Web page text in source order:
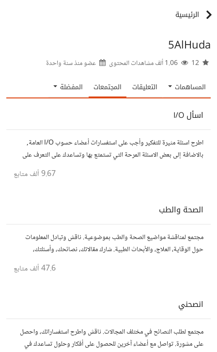
الرئيسية
5AlHuda
عضو منذسنة واحدة
المساهمات التعليقات المجتمعات المفضلة
اسأل I/O
اطرح اسئلة مثيرة للتفكير وأجب على استفسارات أعضاء حسوب I/O العامة,
بالاضافة إلى بعض الاسئلة المرحة التي تستمتع بها وتساعدك على التعرف على
9.67 ألف متابع
الصحة والطب
مجتمع لمناقشة مواضيع الصحة والطب بموضوعية. ناقش وتبادل المعلومات
حول الوقاية، العلاج، والأبحاث الطبية. شارك مقالاتك، نصائحك، وأسئلتك،
47.6 ألف متابع
انصحني
مجتمع لطلب النصائح في مختلف المجالات. ناقش واطرح استفساراتك، واحصل
على مشورة. تواصل مع أعضاء آخرين للحصول على أفكار وحلول تساعدك في